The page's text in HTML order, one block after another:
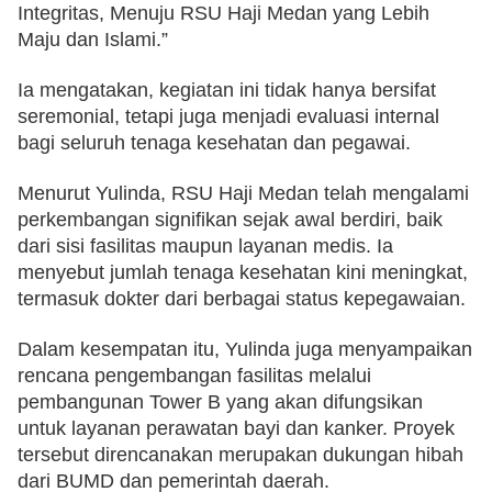
Integritas, Menuju RSU Haji Medan yang Lebih
Maju dan Islami.”
Ia mengatakan, kegiatan ini tidak hanya bersifat
seremonial, tetapi juga menjadi evaluasi internal
bagi seluruh tenaga kesehatan dan pegawai.
Menurut Yulinda, RSU Haji Medan telah mengalami
perkembangan signifikan sejak awal berdiri, baik
dari sisi fasilitas maupun layanan medis. Ia
menyebut jumlah tenaga kesehatan kini meningkat,
termasuk dokter dari berbagai status kepegawaian.
Dalam kesempatan itu, Yulinda juga menyampaikan
rencana pengembangan fasilitas melalui
pembangunan Tower B yang akan difungsikan
untuk layanan perawatan bayi dan kanker. Proyek
tersebut direncanakan merupakan dukungan hibah
dari BUMD dan pemerintah daerah.